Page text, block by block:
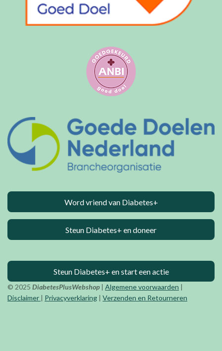
Word vriend van Diabetes+
Steun Diabetes+ en doneer
Steun Diabetes+ en start een actie
© 2025 DiabetesPlusWebshop | Algemene voorwaarden |
Disclaimer | Privacyverklaring | Verzenden en Retourneren